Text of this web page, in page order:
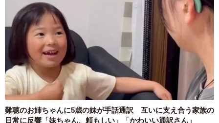
難聴のお姉ちゃんに5歳の妹が手話通訳 互いに支え合う家族の
日常に反響「妹ちゃん、頼もしい」「かわいい通訳さん」